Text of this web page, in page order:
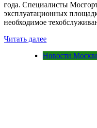
года. Специалисты
эксплуатационных
необходимое
Читать далее
Новости